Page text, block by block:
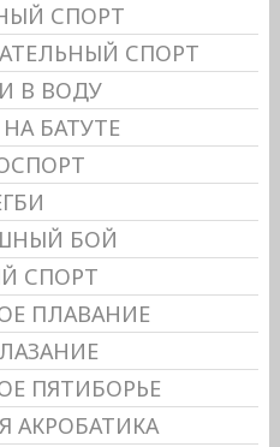
СПОРТ
СПОРТ
В ВОДУ
БАТУТЕ
БОЙ
СПОРТ
ПЛАВАНИЕ
ПЯТИБОРЬЕ
АКРОБАТИКА